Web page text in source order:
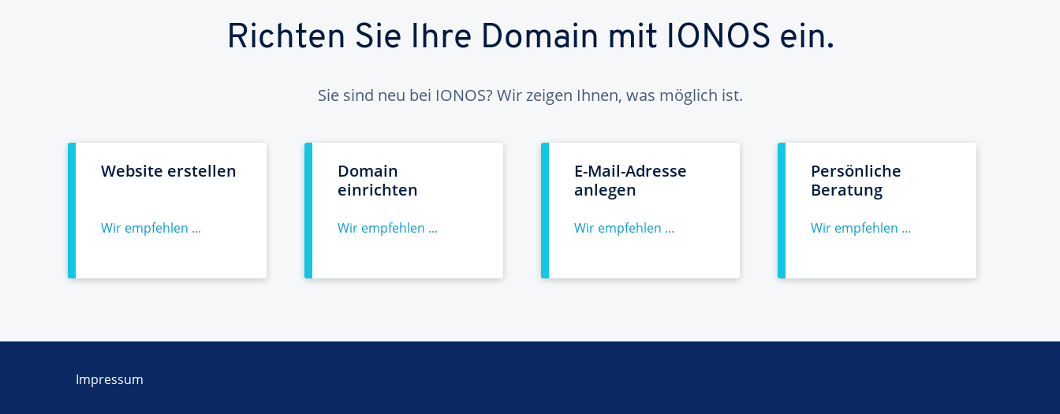
Richten Sie Ihre Domain mit IONOS ein.
Sie sind neu bei IONOS? Wir zeigen Ihnen, was möglich ist.
Website erstellen
Wir empfehlen ...
Domain
einrichten
Wir empfehlen ...
E-Mail-Adresse
anlegen
Wir empfehlen ...
Persönliche
Beratung
Wir empfehlen ...
Impressum